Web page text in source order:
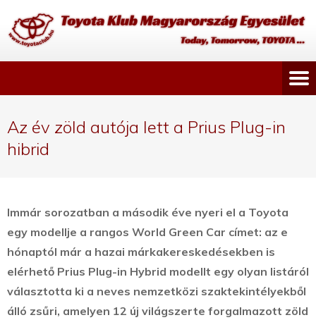
Az év zöld autója lett a Prius Plug-in
hibrid
Immár sorozatban a második éve nyeri el a Toyota
egy modellje a rangos World Green Car címet: az e
hónaptól már a hazai márkakereskedésekben is
elérhető Prius Plug-in Hybrid modellt egy olyan listáról
választotta ki a neves nemzetközi szaktekintélyekből
álló zsűri, amelyen 12 új világszerte forgalmazott zöld